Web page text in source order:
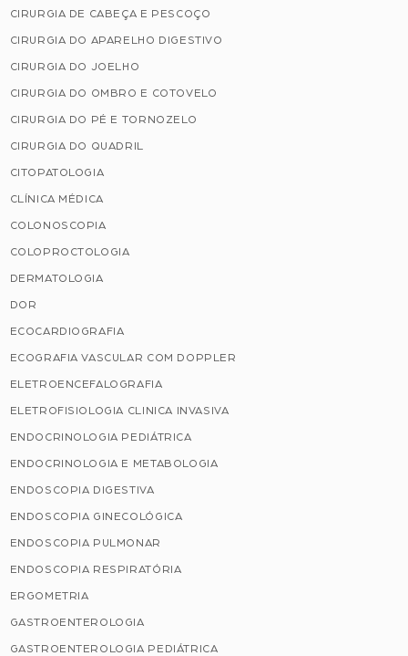
CIRURGIA DE CABEÇA E PESCOÇO
CIRURGIA DO APARELHO DIGESTIVO
CIRURGIA DO JOELHO
CIRURGIA DO OMBRO E COTOVELO
CIRURGIA DO PÉ E TORNOZELO
CIRURGIA DO QUADRIL
CITOPATOLOGIA
CLÍNICA MÉDICA
COLONOSCOPIA
COLOPROCTOLOGIA
DERMATOLOGIA
DOR
ECOCARDIOGRAFIA
ECOGRAFIA VASCULAR COM DOPPLER
ELETROENCEFALOGRAFIA
ELETROFISIOLOGIA CLINICA INVASIVA
ENDOCRINOLOGIA PEDIÁTRICA
ENDOCRINOLOGIA E METABOLOGIA
ENDOSCOPIA DIGESTIVA
ENDOSCOPIA GINECOLÓGICA
ENDOSCOPIA PULMONAR
ENDOSCOPIA RESPIRATÓRIA
ERGOMETRIA
GASTROENTEROLOGIA
GASTROENTEROLOGIA PEDIÁTRICA